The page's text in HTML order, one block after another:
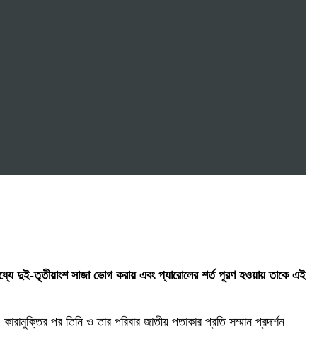
দুই-তৃতীয়াংশ সাজা ভোগ করায় এবং প্যারোলের শর্ত পূরণ হওয়ায় তাকে এই
পর তিনি ও তার পরিবার জাতীয় পতাকার প্রতি সম্মান প্রদর্শন